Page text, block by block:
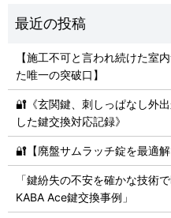
【施工不可と言われ続けた室
た唯一の突破口】
🔐《玄関鍵、刺しっぱなし外
した鍵交換対応記録》
🔐【廃盤サムラッチ錠を最適
「鍵紛失の不安を確かな技術
KABA Ace鍵交換事例」